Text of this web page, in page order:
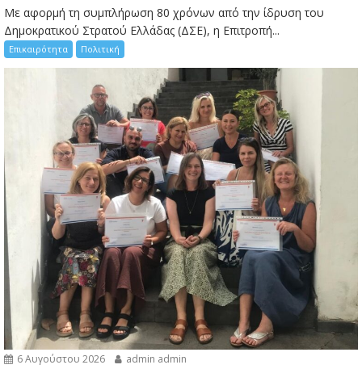
Με αφορμή τη συμπλήρωση 80 χρόνων από την ίδρυση του
Δημοκρατικού Στρατού Ελλάδας (ΔΣΕ), η Επιτροπή...
Επικαιρότητα Πολιτική
6 Αυγούστου 2026 admin admin